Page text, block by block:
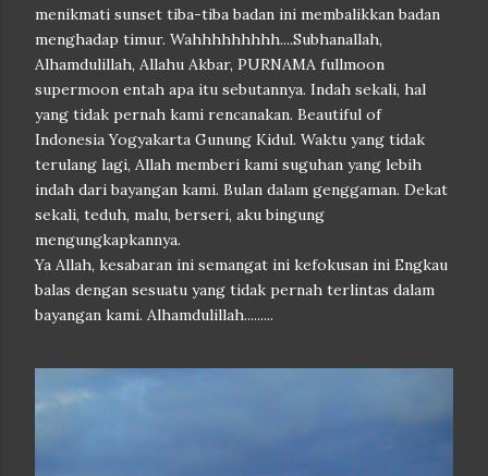
menikmati sunset tiba-tiba badan ini membalikkan badan
menghadap timur. Wahhhhhhhhh....Subhanallah,
Alhamdulillah, Allahu Akbar, PURNAMA fullmoon
supermoon entah apa itu sebutannya. Indah sekali, hal
yang tidak pernah kami rencanakan. Beautiful of
Indonesia Yogyakarta Gunung Kidul. Waktu yang tidak
terulang lagi, Allah memberi kami suguhan yang lebih
indah dari bayangan kami. Bulan dalam genggaman. Dekat
sekali, teduh, malu, berseri, aku bingung
mengungkapkannya.
Ya Allah, kesabaran ini semangat ini kefokusan ini Engkau
balas dengan sesuatu yang tidak pernah terlintas dalam
bayangan kami. Alhamdulillah.........